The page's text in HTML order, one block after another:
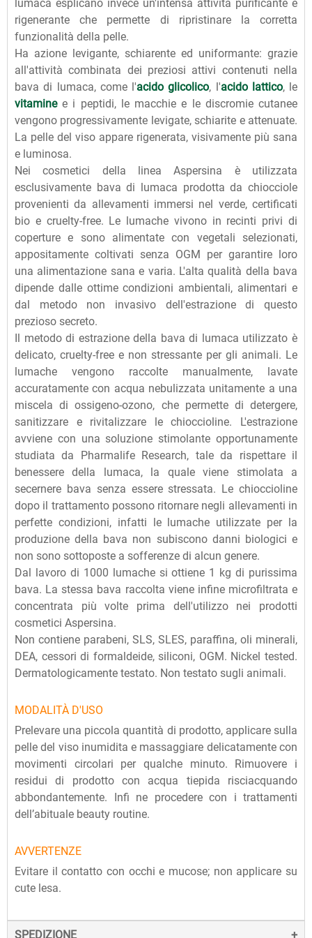
lumaca esplicano invece un'intensa attività purificante e
rigenerante che permette di ripristinare la corretta
funzionalità della pelle.
Ha azione levigante, schiarente ed uniformante: grazie
all'attività combinata dei preziosi attivi contenuti nella
bava di lumaca, come l'acido glicolico, l'acido lattico, le
vitaminee i peptidi, le macchie e le discromie cutanee
vengono progressivamente levigate, schiarite e attenuate.
La pelle del viso appare rigenerata, visivamente più sana
e luminosa.
Nei cosmetici della linea Aspersina è utilizzata
esclusivamente bava di lumaca prodotta da chiocciole
provenienti da allevamenti immersi nel verde, certificati
bio e cruelty-free. Le lumache vivono in recinti privi di
coperture e sono alimentate con vegetali selezionati,
appositamente coltivati senza OGM per garantire loro
una alimentazione sana e varia. L'alta qualità della bava
dipende dalle ottime condizioni ambientali, alimentari e
dal metodo non invasivo dell'estrazione di questo
prezioso secreto.
Il metodo di estrazione della bava di lumaca utilizzato è
delicato, cruelty-free e non stressante per gli animali. Le
lumache vengono raccolte manualmente, lavate
accuratamente con acqua nebulizzata unitamente a una
miscela di ossigeno-ozono, che permette di detergere,
sanitizzare e rivitalizzare le chioccioline. L'estrazione
avviene con una soluzione stimolante opportunamente
studiata da Pharmalife Research, tale da rispettare il
benessere della lumaca, la quale viene stimolata a
secernere bava senza essere stressata. Le chioccioline
dopo il trattamento possono ritornare negli allevamenti in
perfette condizioni, infatti le lumache utilizzate per la
produzione della bava non subiscono danni biologici e
non sono sottoposte a sofferenze di alcun genere.
Dal lavoro di 1000 lumache si ottiene 1 kg di purissima
bava. La stessa bava raccolta viene infine microfiltrata e
concentrata più volte prima dell'utilizzo nei prodotti
cosmetici Aspersina.
Non contiene parabeni, SLS, SLES, paraffina, oli minerali,
DEA, cessori di formaldeide, siliconi, OGM. Nickel tested.
Dermatologicamente testato. Non testato sugli animali.
MODALITÀ D'USO
Prelevare una piccola quantità di prodotto, applicare sulla
pelle del viso inumidita e massaggiare delicatamente con
movimenti circolari per qualche minuto. Rimuovere i
residui di prodotto con acqua tiepida risciacquando
abbondantemente. Infi ne procedere con i trattamenti
dell’abituale beauty routine.
AVVERTENZE
Evitare il contatto con occhi e mucose; non applicare su
cute lesa.
SPEDIZIONE